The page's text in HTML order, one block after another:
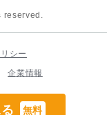
無料
reserved.
シー
企業情報